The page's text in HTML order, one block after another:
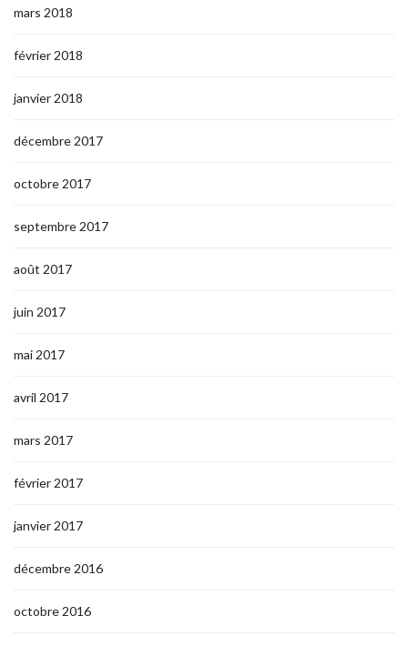
mars 2018
février 2018
janvier 2018
décembre 2017
octobre 2017
septembre 2017
août 2017
juin 2017
mai 2017
avril 2017
mars 2017
février 2017
janvier 2017
décembre 2016
octobre 2016